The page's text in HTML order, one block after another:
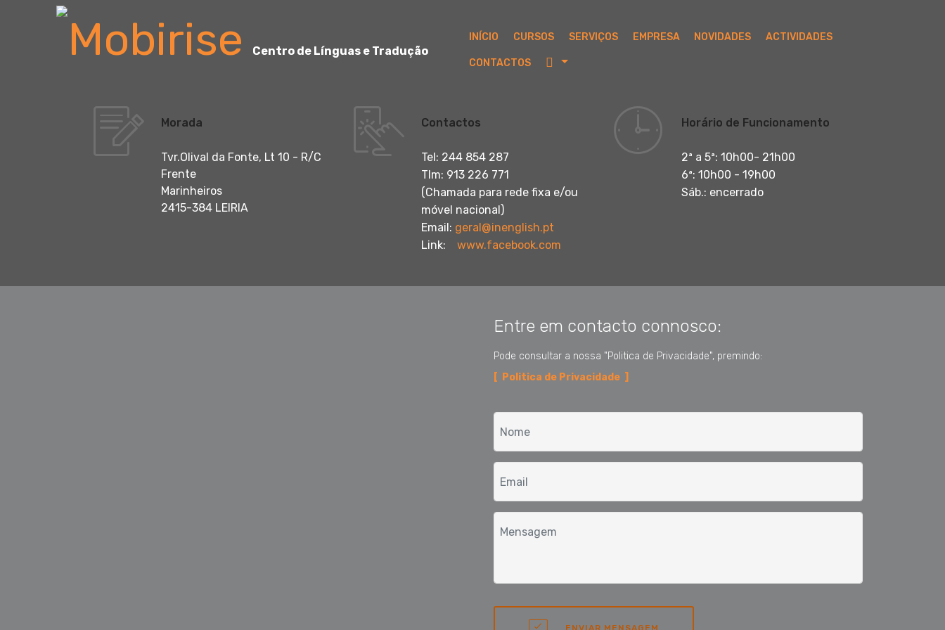
Centro de Línguas e Tradução
INÍCIO CURSOS SERVIÇOS EMPRESA NOVIDADES ACTIVIDADES
CONTACTOS
Morada
Tvr.Olival da Fonte, Lt 10 - R/C
Frente
Marinheiros
2415-384 LEIRIA
Contactos
Tel: 244 854 287
Tlm: 913 226 771
(Chamada para rede fixa e/ou
móvel nacional)
Email: geral@inenglish.pt
Link: www.facebook.com
Horário de Funcionamento
2ª a 5ª: 10h00- 21h00
6ª: 10h00 - 19h00
Sáb.: encerrado
Entre em contacto connosco:
Pode consultar a nossa "Politica de Privacidade", premindo:
[ Politica de Privacidade ]
ENVIAR MENSAGEM